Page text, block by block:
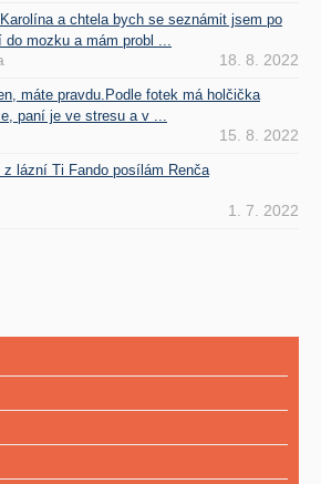
a chtela bych se seznámit jsem po
mozku a mám probl ...
18. 8. 2022
máte pravdu.Podle fotek má holčička
paní je ve stresu a v ...
15. 8. 2022
z lázní Ti Fando posílám Renča
1. 7. 2022